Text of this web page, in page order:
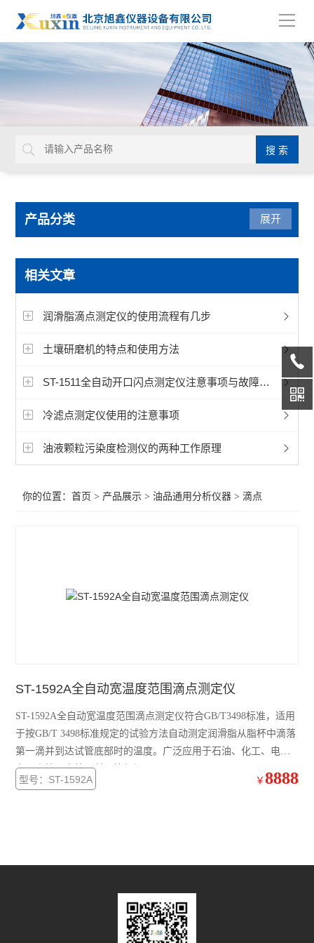
导
产品分类
水质检测仪
发动机冷却液检测仪器
油品通用分析仪器
展开
相关文章
润滑脂滴点测定仪的使用流程有几步
土壤研磨机的特点和使用方法
ST-1511全自动开口闪点测定仪注意事项与故障排除和解决方法
冷滤点测定仪使用的注意事项
油液颗粒污染度检测仪的两种工作原理
你的位置：首页 > 产品展示 >油品通用分析仪器 >滴点
ST-1592A全自动宽温度范围滴点测定仪
ST-1592A全自动宽温度范围滴点测定仪符合GB/T3498标准，适用
于按GB/T 3498标准规定的试验方法自动测定润滑脂从脂杯中滴落
第一滴并到达试管底部时的温度。广泛应用于石油、化工、电
力、商检、高校、科研等部门。
型号：ST-1592A ￥ 8888